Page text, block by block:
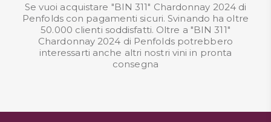
Se vuoi acquistare "BIN 311" Chardonnay 2024 di
Penfolds con pagamenti sicuri. Svinando ha oltre
50.000 clienti soddisfatti. Oltre a "BIN 311"
Chardonnay 2024 di Penfolds potrebbero
interessarti anche altri nostri vini in pronta
consegna